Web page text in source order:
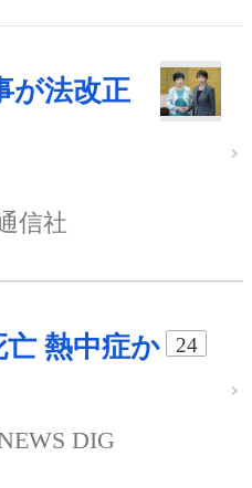
が法改正
信社
亡 熱中症か 24
DIG